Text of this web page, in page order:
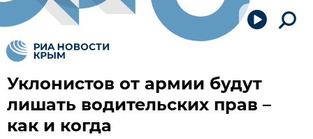
Уклонистов от армии будут
лишать водительских прав –
как и когда